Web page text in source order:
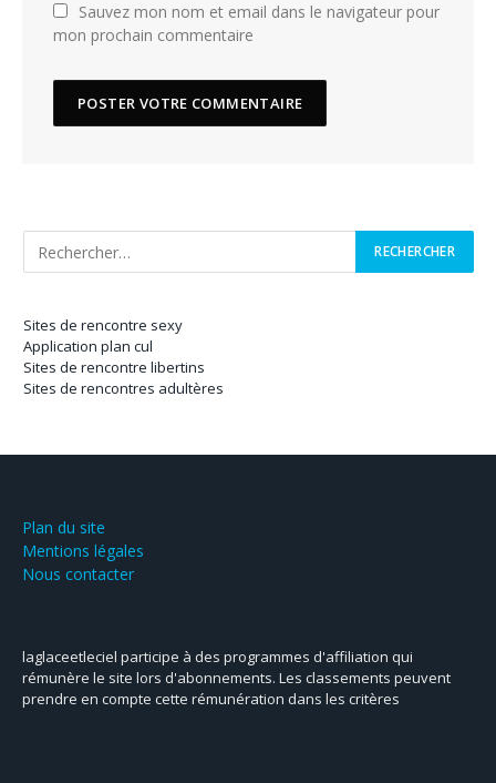
Sauvez mon nom et email dans le navigateur pour
mon prochain commentaire
Sites de rencontre sexy
Application plan cul
Sites de rencontre libertins
Sites de rencontres adultères
Plan du site
Mentions légales
Nous contacter
laglaceetleciel participe à des programmes d'affiliation qui
rémunère le site lors d'abonnements. Les classements peuvent
prendre en compte cette rémunération dans les critères